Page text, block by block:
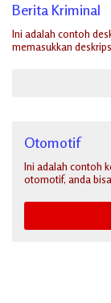
Berita Kriminal
Ini adalah contoh
memasukkan
Otomotif
Ini adalah contoh
otomotif, anda